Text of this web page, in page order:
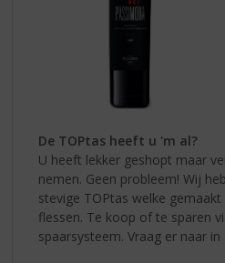
De TOPtas heeft u 'm al?
U heeft lekker geshopt maar
nemen. Geen probleem! Wij
stevige TOPtas welke gemaakt
flessen. Te koop of te sparen
spaarsysteem. Vraag er naar in